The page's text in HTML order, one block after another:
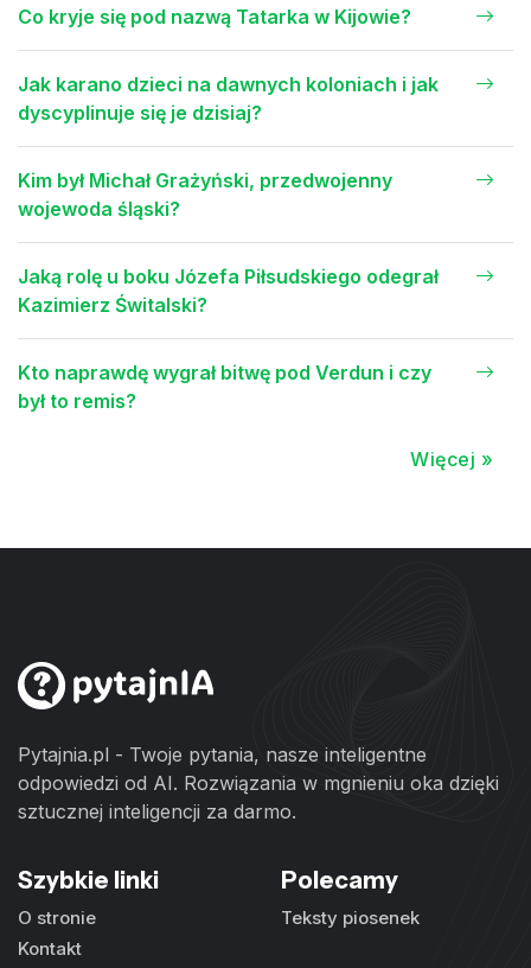
Co kryje się pod nazwą Tatarka w Kijowie?
Jak karano dzieci na dawnych koloniach i jak
dyscyplinuje się je dzisiaj?
Kim był Michał Grażyński, przedwojenny
wojewoda śląski?
Jaką rolę u boku Józefa Piłsudskiego odegrał
Kazimierz Świtalski?
Kto naprawdę wygrał bitwę pod Verdun i czy
był to remis?
Więcej »
Pytajnia.pl - Twoje pytania, nasze inteligentne
odpowiedzi od AI. Rozwiązania w mgnieniu oka dzięki
sztucznej inteligencji za darmo.
Szybkie linki
O stronie
Kontakt
Polecamy
Teksty piosenek